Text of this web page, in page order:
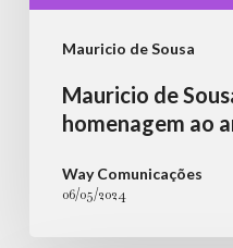
Mauricio de Sousa
ao
amigo
ZiraldoMauricio de
homenagem ao
Way Comunicações
06/05/2024